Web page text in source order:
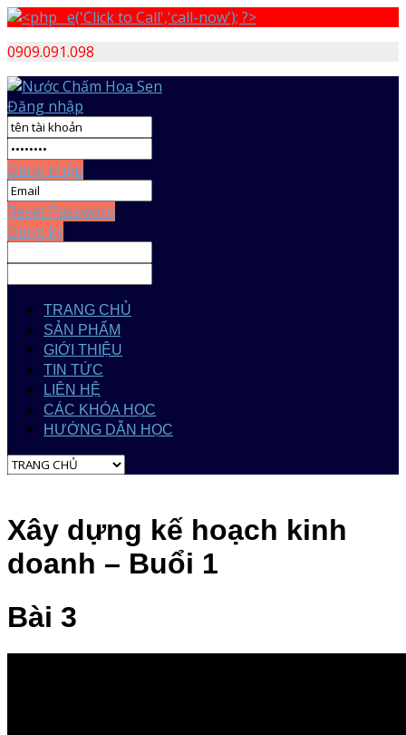
0909.091.098
Đăng nhập
Đăng nhập
Reset Password
Đăng ký
TRANG CHỦ
SẢN PHẨM
GIỚI THIỆU
TIN TỨC
LIÊN HỆ
CÁC KHÓA HỌC
HƯỚNG DẪN HỌC
Xây dựng kế hoạch kinh
doanh – Buổi 1
Bài 3